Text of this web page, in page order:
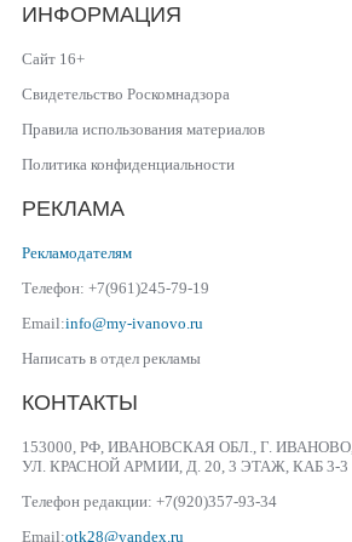
ИНФОРМАЦИЯ
Сайт 16+
Свидетельство Роскомнадзора
Правила использования материалов
Политика конфиденциальности
РЕКЛАМА
Рекламодателям
Телефон: +7(961)245-79-19
Email:info@my-ivanovo.ru
Написать в отдел рекламы
КОНТАКТЫ
153000, РФ, ИВАНОВСКАЯ ОБЛ., Г. ИВАНОВО,
УЛ. КРАСНОЙ АРМИИ, Д. 20, 3 ЭТАЖ, КАБ 3-3
Телефон редакции: +7(920)357-93-34
Email:otk28@yandex.ru